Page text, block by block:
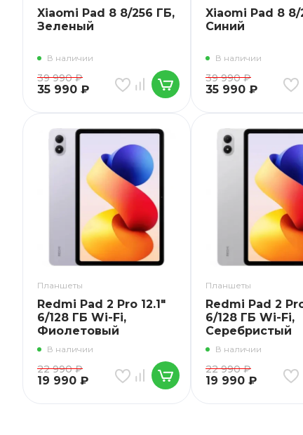
Xiaomi Pad 8 8/256 ГБ,
Зеленый
В наличии
39 990₽
35 990 ₽
Xiaomi Pad 8 8/
Синий
В наличии
39 990₽
35 990 ₽
Планшеты
Redmi Pad 2 Pro 12.1"
6/128 ГБ Wi-Fi,
Фиолетовый
В наличии
22 990₽
19 990 ₽
Планшеты
Redmi Pad 2
6/128 ГБ Wi-Fi,
Серебристый
В наличии
22 990₽
19 990 ₽